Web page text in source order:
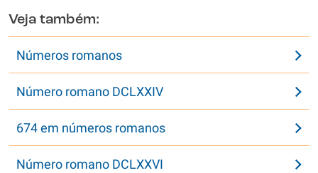
Veja também:
Números romanos
Número romano DCLXXIV
674 em números romanos
Número romano DCLXXVI